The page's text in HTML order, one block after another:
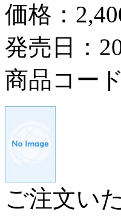
価格：
発売日：
商品コー
ご注文い